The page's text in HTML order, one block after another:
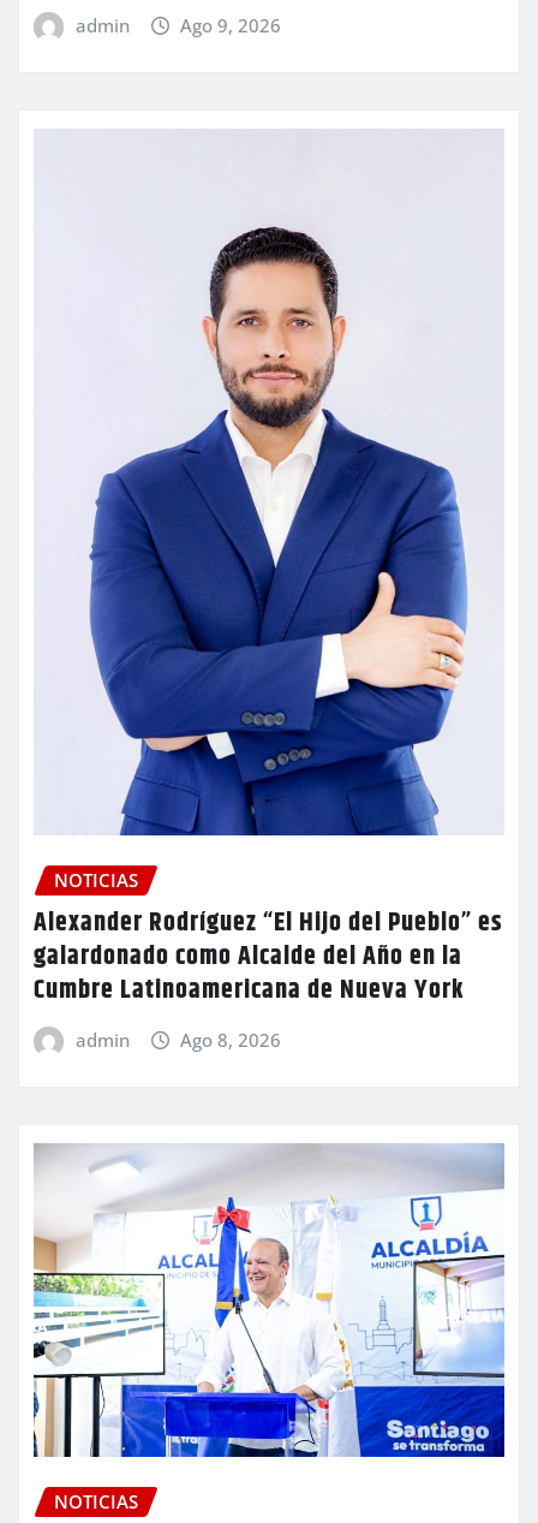
admin Ago 9, 2026
NOTICIAS
Alexander Rodríguez “El Hijo del Pueblo” es
galardonado como Alcalde del Año en la
Cumbre Latinoamericana de Nueva York
admin Ago 8, 2026
NOTICIAS